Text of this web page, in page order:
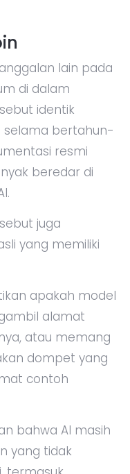
lain pada
di dalam
identik
selama bertahun-
resmi
beredar di
juga
yang memiliki
apakah model
alamat
atau memang
dompet yang
contoh
bahwa AI masih
yang tidak